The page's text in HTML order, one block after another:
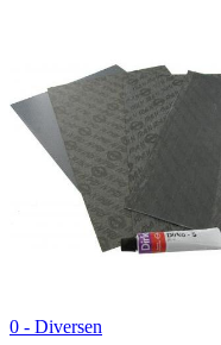
0 - Diversen